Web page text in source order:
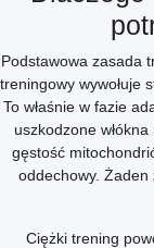
Podstawowa zasada
treningowy wywołuje
To właśnie w fazie
uszkodzone
gęstość
oddechowy. Żaden
Ciężki trening